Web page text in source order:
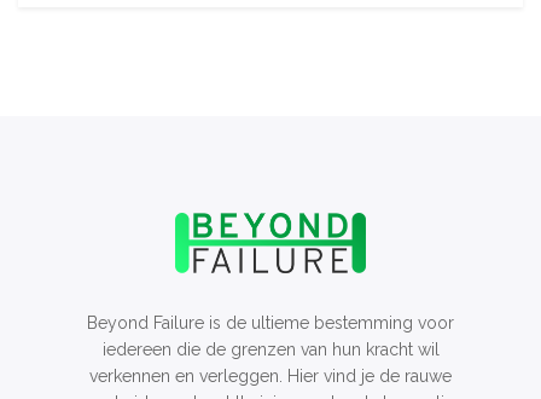
Beyond Failure is de ultieme bestemming voor
iedereen die de grenzen van hun kracht wil
verkennen en verleggen. Hier vind je de rauwe